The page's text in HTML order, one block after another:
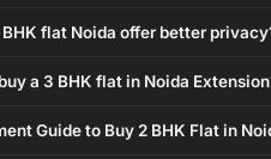
flat Noida offer better
a 3 BHK flat in Noida
Guide to Buy 2 BHK Flat in